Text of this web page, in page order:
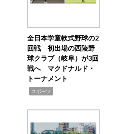
全日本学童軟式野球の2
回戦 初出場の西陵野
球クラブ（岐阜）が3回
戦へ マクドナルド・
トーナメント
スポーツ